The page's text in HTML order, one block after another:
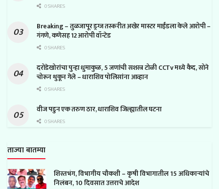
0 SHARES
Breaking – तुळजापूर ड्रग्ज तस्करीत अखेर मास्टर माईंडला केले आरोपी –
गंगणे, कणेसह 12 आरोपी वॉन्टेड
0 SHARES
दरोडेखोरांचा पुन्हा धुमाकुळ, 5 जणांची सशस्त्र टोळी CCTv मध्ये कैद, सोने
चोरून थुकून गेले – धाराशिव पोलिसांना आव्हान
0 SHARES
वीज पडुन एक तरुण ठार, धाराशिव जिल्ह्यातील घटना
0 SHARES
ताज्या बातम्या
शिस्तभंग, विभागीय चौकशी – कृषी विभागातील 15 अधिकाऱ्यांचे
निलंबन, 10 दिवसात उत्तराचे आदेश